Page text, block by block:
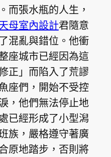
而張水瓶的人生，
母室內設計君隨意
混亂與錯位。他衝
座城市已經因為這
正」而陷入了荒謬
座們，開始不受控
，他們無法停止地
已經形成了小型潟
族，嚴格遵守著廣
原地踏步，否則將